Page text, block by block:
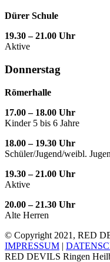
Dürer Schule
19.30 – 21.00 Uhr
Aktive
Donnerstag
Römerhalle
17.00 – 18.00 Uhr
Kinder 5 bis 6 Jahre
18.00 – 19.30 Uhr
Schüler/Jugend/weibl.
19.30 – 21.00 Uhr
Aktive
20.00 – 21.30 Uhr
Alte Herren
© Copyright 2021, RED
IMPRESSUM |
RED DEVILS Ringen